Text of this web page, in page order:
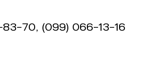
70, (099) 066-13-16